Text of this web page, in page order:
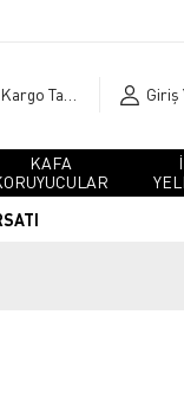
KAFA